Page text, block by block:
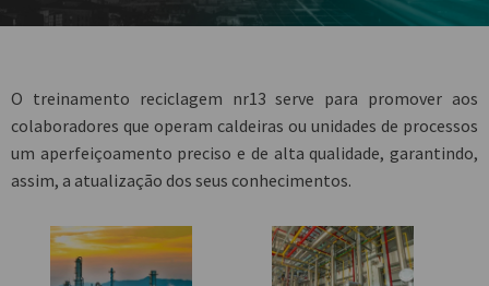
O treinamento reciclagem nr13 serve para promover aos
colaboradores que operam caldeiras ou unidades de processos
um aperfeiçoamento preciso e de alta qualidade, garantindo,
assim, a atualização dos seus conhecimentos.